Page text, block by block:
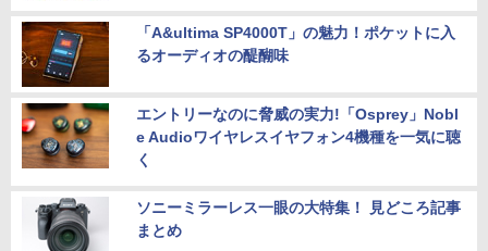
「A&ultima SP4000T」の魅力！ポケットに入
るオーディオの醍醐味
エントリーなのに脅威の実力!「Osprey」Nobl
e Audioワイヤレスイヤフォン4機種を一気に聴
く
ソニーミラーレス一眼の大特集！ 見どころ記事
まとめ